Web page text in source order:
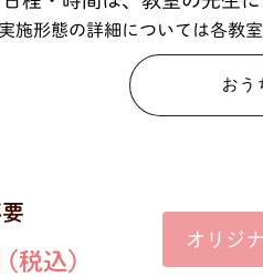
施形態の詳細については各教
おう
(税込)
オリジ